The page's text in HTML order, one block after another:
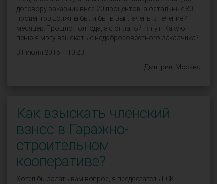
договору заказчик внёс 20 процентов, а остальные 80
процентов должны были быть выплачены в течение 4
месяцев. Прошло полгода, а с оплатой тянут. Какую
пеню я могу взыскать с недобросовестного заказчика?
31 июля 2015 г. 10:23
Дмитрий, Москва
Как взыскать членский
взнос в Гаражно-
строительном
кооперативе?
Хотел бы задать вам вопрос, я председатель ГСК